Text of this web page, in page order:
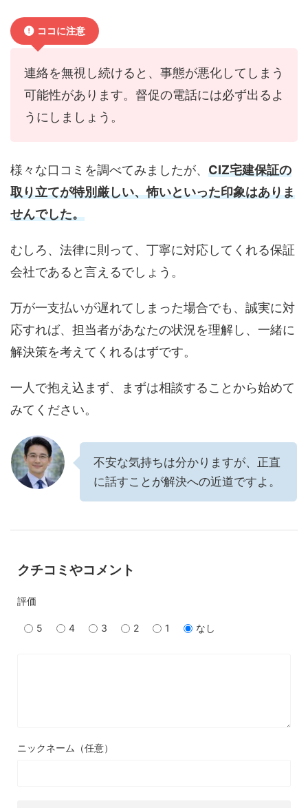
ココに注意
連絡を無視し続けると、事態が悪化してしまう
可能性があります。督促の電話には必ず出るよ
うにしましょう。
様々な口コミを調べてみましたが、 CIZ宅建保証の
取り立てが特別厳しい、怖いといった印象はありま
せんでした。
むしろ、法律に則って、丁寧に対応してくれる保証
会社であると言えるでしょう。
万が一支払いが遅れてしまった場合でも、誠実に対
応すれば、担当者があなたの状況を理解し、一緒に
解決策を考えてくれるはずです。
一人で抱え込まず、まずは相談することから始めて
みてください。
不安な気持ちは分かりますが、正直
に話すことが解決への近道ですよ。
クチコミやコメント
評価
5 4 3 2 1 なし
ニックネーム（任意）